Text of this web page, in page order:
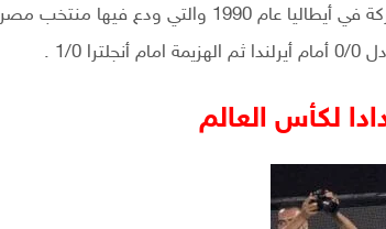
يعود له الفراعنة بعد غياب طويل أمتد ل28 عام منذ أخر مشاركة في أيطاليا عام 1990 والتي ودع فيها منتخب مصر
لكأس العالم